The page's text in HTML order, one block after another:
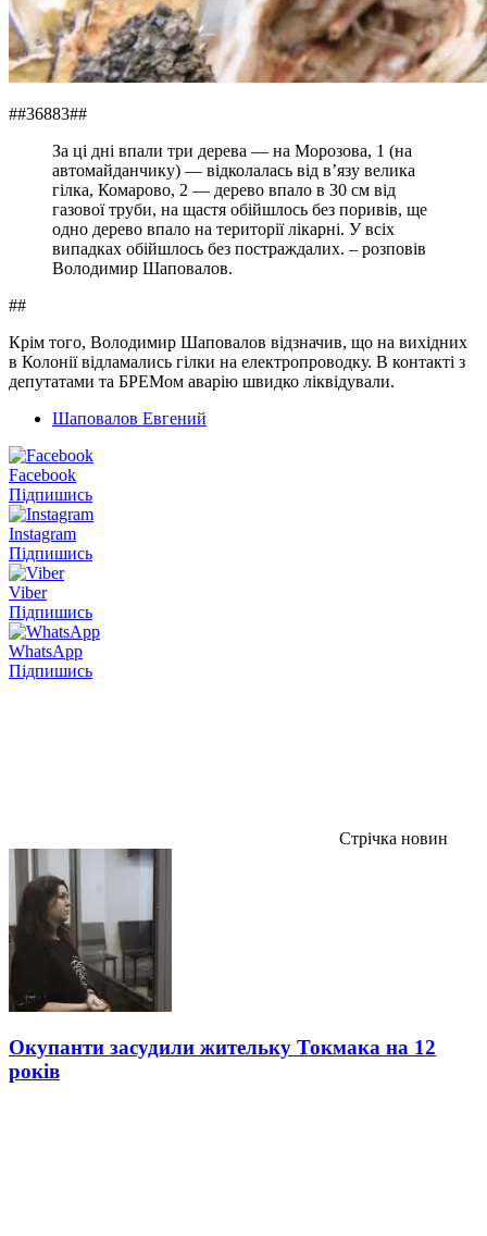
##36883##
За ці дні впали три дерева — на Морозова, 1 (на
автомайданчику) — відколалась від в’язу велика
гілка, Комарово, 2 — дерево впало в 30 см від
газової труби, на щастя обійшлось без поривів, ще
одно дерево впало на території лікарні. У всіх
випадках обійшлось без постраждалих. – розповів
Володимир Шаповалов.
##
Крім того, Володимир Шаповалов відзначив, що на вихідних
в Колонії відламались гілки на електропроводку. В контакті з
депутатами та БРЕМом аварію швидко ліквідували.
Шаповалов Евгений
Facebook
Підпишись
Instagram
Підпишись
Viber
Підпишись
WhatsApp
Підпишись
Стрічка новин
Окупанти засудили жительку Токмака на 12
років